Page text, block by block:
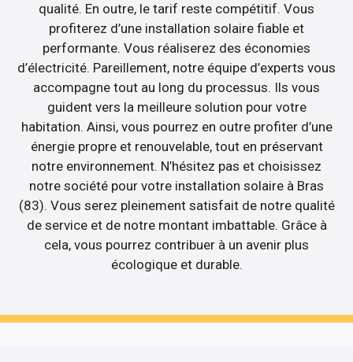
qualité. En outre, le tarif reste compétitif. Vous
profiterez d’une installation solaire fiable et
performante. Vous réaliserez des économies
d’électricité. Pareillement, notre équipe d’experts vous
accompagne tout au long du processus. Ils vous
guident vers la meilleure solution pour votre
habitation. Ainsi, vous pourrez en outre profiter d’une
énergie propre et renouvelable, tout en préservant
notre environnement. N’hésitez pas et choisissez
notre société pour votre installation solaire à Bras
(83). Vous serez pleinement satisfait de notre qualité
de service et de notre montant imbattable. Grâce à
cela, vous pourrez contribuer à un avenir plus
écologique et durable.